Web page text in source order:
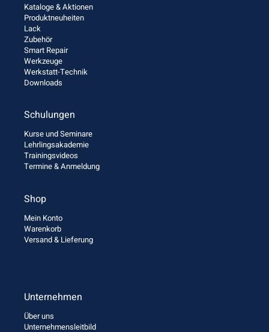
Kataloge & Aktionen
Produktneuheiten
Lack
Zubehör
Smart Repair
Werkzeuge
Werkstatt-Technik
Downloads
Schulungen
Kurse und Seminare
Lehrlingsakademie
Trainingsvideos
Termine & Anmeldung
Shop
Mein Konto
Warenkorb
Versand & Lieferung
Unternehmen
Über uns
Unternehmensleitbild